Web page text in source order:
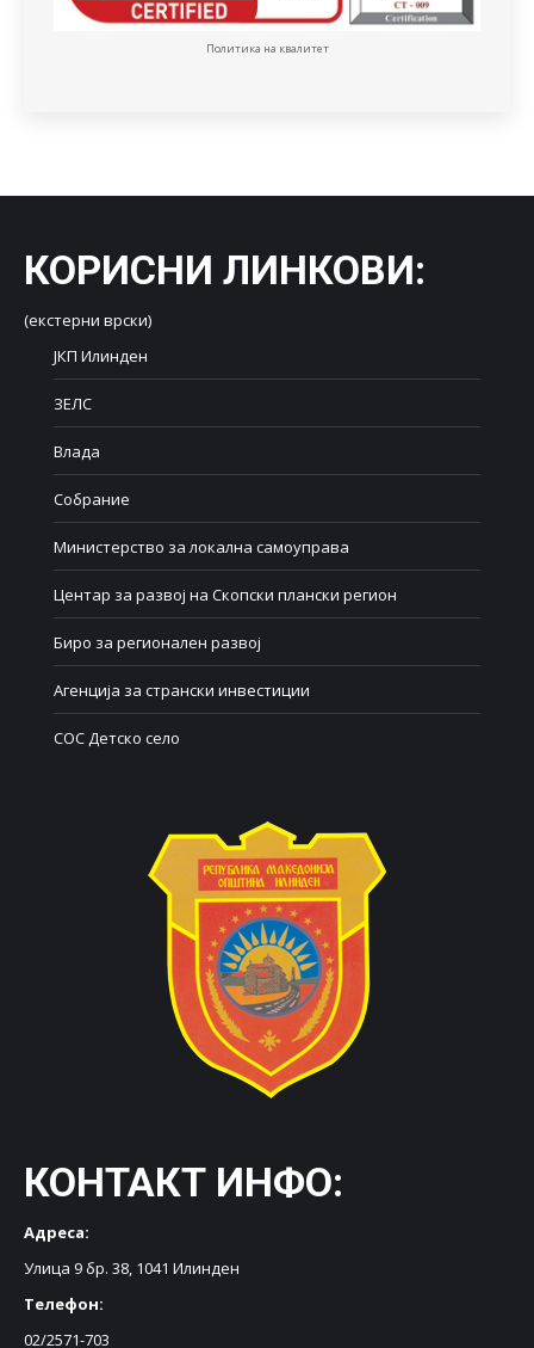
Политика на квалитет
КОРИСНИ ЛИНКОВИ:
(екстерни врски)
ЈКП Илинден
ЗЕЛС
Влада
Собрание
Министерство за локална самоуправа
Центар за развој на Скопски плански регион
Биро за регионален развој
Агенција за странски инвестиции
СОС Детско село
КОНТАКТ ИНФО:
Адреса:
Улица 9 бр. 38, 1041 Илинден
Телефон:
02/2571-703